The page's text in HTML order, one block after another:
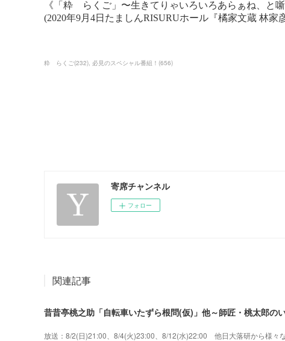
粋 らくご(232) 必見のスペシャル番組！ (656)
寄席チャンネル
フォロー
関連記事
昔昔亭桃之助「自転車いたずら根問(仮)」他～師匠・桃太郎の
放送：8/2(日)21:00、8/4(火)23:00、8/12(水)22:00 他日大落研から様々